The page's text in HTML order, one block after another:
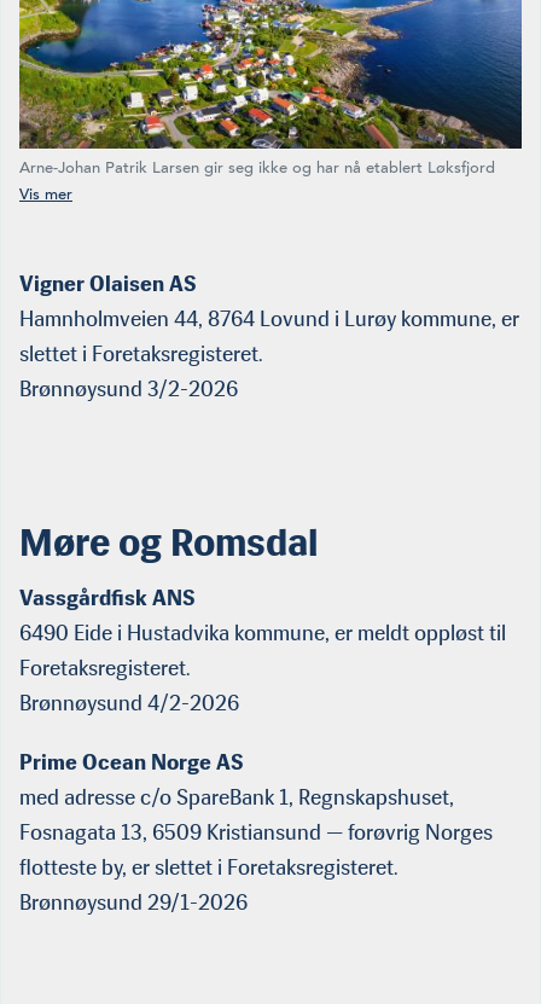
Arne-Johan Patrik Larsen gir seg ikke og har nå etablert Løksfjord
Fisk AS i Reine ytterst i Lofoten. Ikke rart stedet drukner i turister.
Vigner Olaisen AS
Hamnholmveien 44, 8764 Lovund i Lurøy kommune, er
slettet i Foretaksregisteret.
Brønnøysund 3/2-2026
Møre og Romsdal
Vassgårdfisk ANS
6490 Eide i Hustadvika kommune, er meldt oppløst til
Foretaksregisteret.
Brønnøysund 4/2-2026
Prime Ocean Norge AS
med adresse c/o SpareBank 1, Regnskapshuset,
Fosnagata 13, 6509 Kristiansund — forøvrig Norges
flotteste by, er slettet i Foretaksregisteret.
Brønnøysund 29/1-2026